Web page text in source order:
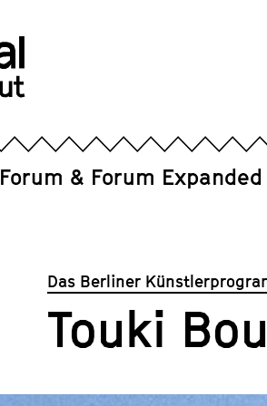
Forum & Forum Expanded
Das Berliner
Touki